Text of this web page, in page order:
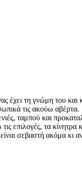
έχει τη γνώμη του και
τις ακούω αβέρτα.
ταμπού και
επιλογές, τα
σεβαστή ακόμα κι